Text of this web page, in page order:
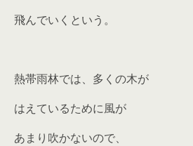
飛んでいくという。
熱帯雨林では、多くの木が
はえているために風が
あまり吹かないので、